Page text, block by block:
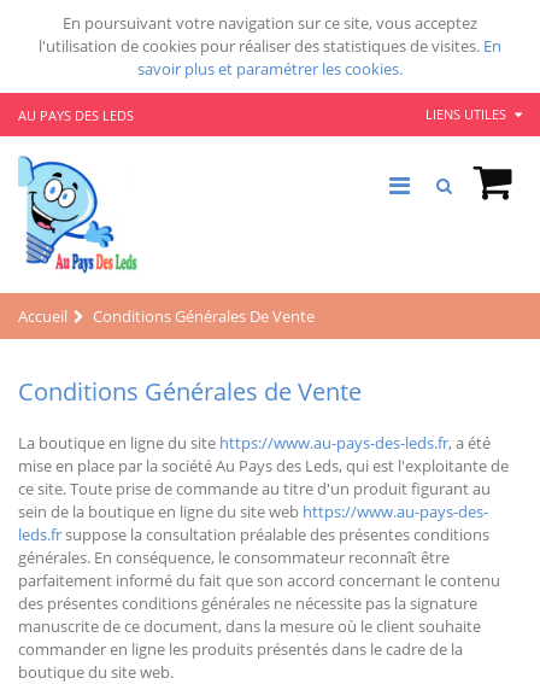
En poursuivant votre navigation sur ce site, vous acceptez
l'utilisation de cookies pour réaliser des statistiques de visites. En
savoir plus et paramétrer les cookies.
AU PAYS DES LEDS LIENS UTILES
Accueil Conditions Générales De Vente
Conditions Générales de Vente
La boutique en ligne du site https://www.au-pays-des-leds.fr, a été
mise en place par la société Au Pays des Leds, qui est l'exploitante de
ce site. Toute prise de commande au titre d'un produit figurant au
sein de la boutique en ligne du site web https://www.au-pays-des-
leds.frsuppose la consultation préalable des présentes conditions
générales. En conséquence, le consommateur reconnaît être
parfaitement informé du fait que son accord concernant le contenu
des présentes conditions générales ne nécessite pas la signature
manuscrite de ce document, dans la mesure où le client souhaite
commander en ligne les produits présentés dans le cadre de la
boutique du site web.